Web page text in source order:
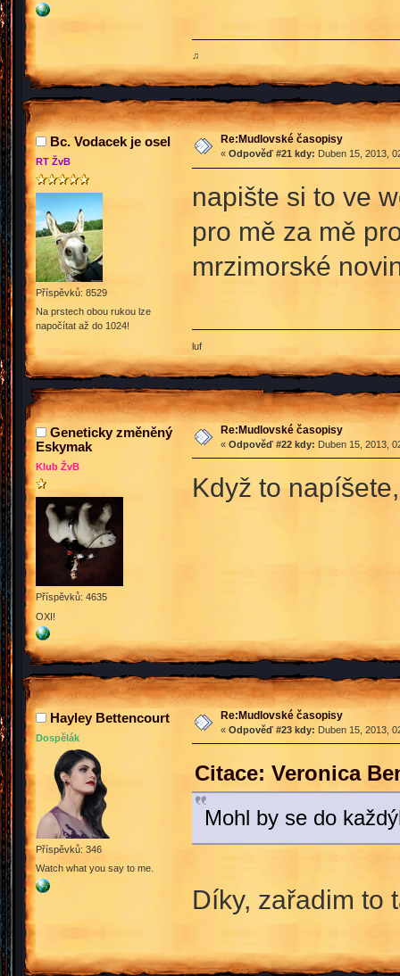
♫
Bc. Vodacek je osel
RT ŽvB
Příspěvků: 8529
Na prstech obou rukou lze
napočítat až do 1024!
Re:Mudlovské časopisy
« Odpověď #21 kdy: Duben 15, 2013,
napište si to ve
pro mě za mě
mrzimorské
luf
Geneticky změněný
Eskymak
Klub ŽvB
Příspěvků: 4635
OXI!
Re:Mudlovské časopisy
« Odpověď #22 kdy: Duben 15, 2013,
Když to
Hayley Bettencourt
Dospělák
Příspěvků: 346
Watch what you say to me.
Re:Mudlovské časopisy
« Odpověď #23 kdy: Duben 15, 2013,
Citace: Veronica
Mohl by se do
Díky, zařadim to